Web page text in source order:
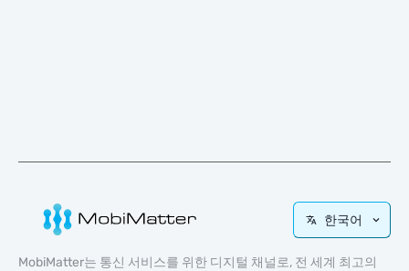
한국어
MobiMatter는 통신 서비스를 위한 디지털 채널로, 전 세계 최고의